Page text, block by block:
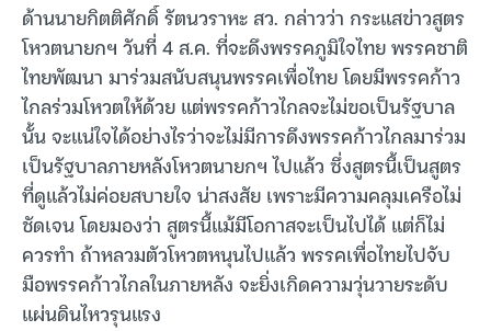
ด้านนายกิตติศักดิ์ รัตนวราหะ สว. กล่าวว่า กระแสข่าวสูตร
โหวตนายกฯ วันที่ 4 ส.ค. ที่จะดึงพรรคภูมิใจไทย พรรคชาติ
ไทยพัฒนา มาร่วมสนับสนุนพรรคเพื่อไทย โดยมีพรรคก้าว
ไกลร่วมโหวตให้ด้วย แต่พรรคก้าวไกลจะไม่ขอเป็นรัฐบาล
นั้น จะแน่ใจได้อย่างไรว่าจะไม่มีการดึงพรรคก้าวไกลมาร่วม
เป็นรัฐบาลภายหลังโหวตนายกฯ ไปแล้ว ซึ่งสูตรนี้เป็นสูตร
ที่ดูแล้วไม่ค่อยสบายใจ น่าสงสัย เพราะมีความคลุมเครือไม่
ชัดเจน โดยมองว่า สูตรนี้แม้มีโอกาสจะเป็นไปได้ แต่ก็ไม่
ควรทำ ถ้าหลวมตัวโหวตหนุนไปแล้ว พรรคเพื่อไทยไปจับ
มือพรรคก้าวไกลในภายหลัง จะยิ่งเกิดความวุ่นวายระดับ
แผ่นดินไหวรุนแรง